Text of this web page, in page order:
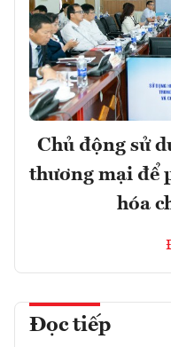
Chủ động sử
thương mại để
hóa
Đọc tiếp